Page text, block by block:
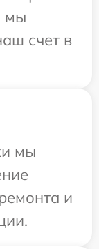
мы
счет в
мы
и